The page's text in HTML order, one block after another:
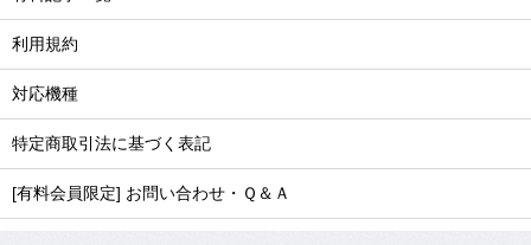
利用規約
対応機種
特定商取引法に基づく表記
[有料会員限定] お問い合わせ・Ｑ＆Ａ